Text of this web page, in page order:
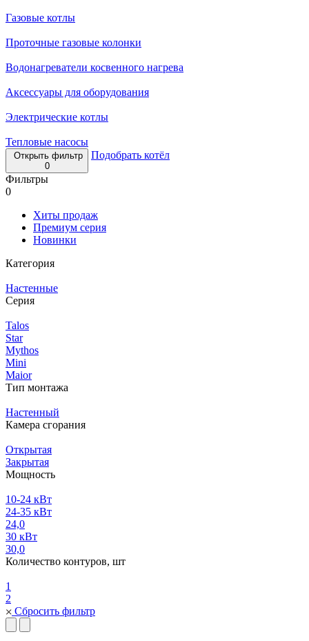
Газовые котлы
Проточные газовые колонки
Водонагреватели косвенного нагрева
Аксессуары для оборудования
Электрические котлы
Тепловые насосы
Открыть фильтр
0
Подобрать котёл
Фильтры
0
Хиты продаж
Премиум серия
Новинки
Категория
Настенные
Серия
Talos
Star
Mythos
Mini
Maior
Тип монтажа
Настенный
Камера сгорания
Открытая
Закрытая
Мощность
10-24 кВт
24-35 кВт
24,0
30 кВт
30,0
Количество контуров, шт
1
2
Сбросить фильтр